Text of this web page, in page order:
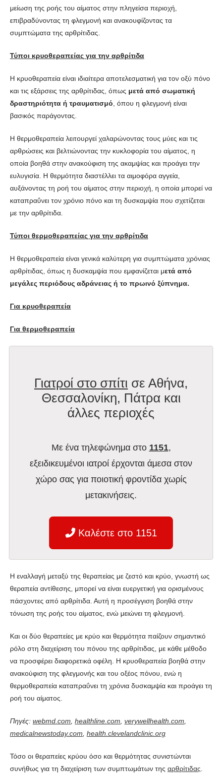
μείωση της ροής του αίματος στην πληγείσα περιοχή,
επιβραδύνοντας τη φλεγμονή και ανακουφίζοντας τα
συμπτώματα της αρθρίτιδας.
Τύποι κρυοθεραπείας για την αρθρίτιδα
Η κρυοθεραπεία είναι ιδιαίτερα αποτελεσματική για τον οξύ πόνο
και τις εξάρσεις της αρθρίτιδας, όπως μετά από σωματική
δραστηριότητα ή τραυματισμό , όπου η φλεγμονή είναι
βασικός παράγοντας.
Η θερμοθεραπεία λειτουργεί χαλαρώνοντας τους μύες και τις
αρθρώσεις και βελτιώνοντας την κυκλοφορία του αίματος, η
οποία βοηθά στην ανακούφιση της ακαμψίας και προάγει την
ευλυγισία. Η θερμότητα διαστέλλει τα αιμοφόρα αγγεία,
αυξάνοντας τη ροή του αίματος στην περιοχή, η οποία μπορεί να
καταπραΰνει τον χρόνιο πόνο και τη δυσκαμψία που σχετίζεται
με την αρθρίτιδα.
Τύποι θερμοθεραπείας για την αρθρίτιδα
Η θερμοθεραπεία είναι γενικά καλύτερη για συμπτώματα χρόνιας
αρθρίτιδας, όπως η δυσκαμψία που εμφανίζεται μετά από
μεγάλες περιόδους αδράνειας ή το πρωινό ξύπνημα.
Για κρυοθεραπεία
Για θερμοθεραπεία
Γιατροί στο σπίτι σε Αθήνα,
Θεσσαλονίκη, Πάτρα και
άλλες περιοχές
Με ένα τηλεφώνημα στο 1151,
εξειδικευμένοι ιατροί έρχονται άμεσα στον
χώρο σας για ποιοτική φροντίδα χωρίς
μετακινήσεις.
Καλέστε στο 1151
Η εναλλαγή μεταξύ της θεραπείας με ζεστό και κρύο, γνωστή ως
θεραπεία αντίθεσης, μπορεί να είναι ευεργετική για ορισμένους
πάσχοντες από αρθρίτιδα. Αυτή η προσέγγιση βοηθά στην
τόνωση της ροής του αίματος, ενώ μειώνει τη φλεγμονή.
Και οι δύο θεραπείες με κρύο και θερμότητα παίζουν σημαντικό
ρόλο στη διαχείριση του πόνου της αρθρίτιδας, με κάθε μέθοδο
να προσφέρει διαφορετικά οφέλη. Η κρυοθεραπεία βοηθά στην
ανακούφιση της φλεγμονής και του οξέος πόνου, ενώ η
θερμοθεραπεία καταπραΰνει τη χρόνια δυσκαμψία και προάγει τη
ροή του αίματος.
Πηγές: webmd.com healthline.com verywellhealth.com
medicalnewstoday.com health.clevelandclinic.org
Τόσο οι θεραπείες κρύου όσο και θερμότητας συνιστώνται
συνήθως για τη διαχείριση των συμπτωμάτων της αρθρίτιδας